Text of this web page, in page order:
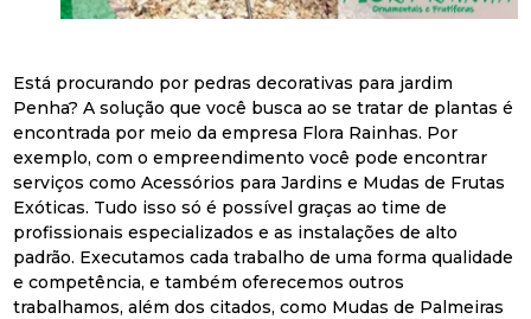
Está procurando por pedras decorativas para jardim
Penha? A solução que você busca ao se tratar de plantas é
encontrada por meio da empresa Flora Rainhas. Por
exemplo, com o empreendimento você pode encontrar
serviços como Acessórios para Jardins e Mudas de Frutas
Exóticas. Tudo isso só é possível graças ao time de
profissionais especializados e as instalações de alto
padrão. Executamos cada trabalho de uma forma qualidade
e competência, e também oferecemos outros
trabalhamos, além dos citados, como Mudas de Palmeiras